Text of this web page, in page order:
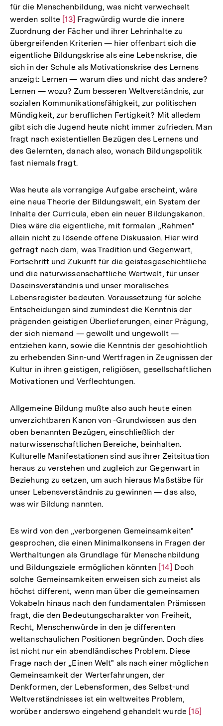
für die Menschenbildung, was nicht verwechselt
werden sollte Zur
Auflösung
der
Fußnote
[13] Fragwürdig wurde die innere
Zuordnung der Fächer und ihrer Lehrinhalte zu
übergreifenden Kriterien — hier offenbart sich die
eigentliche Bildungskrise als eine Lebenskrise, die
sich in der Schule als Motivationskrise des Lernens
anzeigt: Lernen — warum dies und nicht das andere?
Lernen — wozu? Zum besseren Weltverständnis, zur
sozialen Kommunikationsfähigkeit, zur politischen
Mündigkeit, zur beruflichen Fertigkeit? Mit alledem
gibt sich die Jugend heute nicht immer zufrieden. Man
fragt nach existentiellen Bezügen des Lernens und
des Gelernten, danach also, wonach Bildungspolitik
fast niemals fragt.
Was heute als vorrangige Aufgabe erscheint, wäre
eine neue Theorie der Bildungswelt, ein System der
Inhalte der Curricula, eben ein neuer Bildungskanon.
Dies wäre die eigentliche, mit formalen „Rahmen"
allein nicht zu lösende offene Diskussion. Hier wird
gefragt nach dem, was Tradition und Gegenwart,
Fortschritt und Zukunft für die geistesgeschichtliche
und die naturwissenschaftliche Wertwelt, für unser
Daseinsverständnis und unser moralisches
Lebensregister bedeuten. Voraussetzung für solche
Entscheidungen sind zumindest die Kenntnis der
prägenden geistigen Überlieferungen, einer Prägung,
der sich niemand — gewollt und ungewollt —
entziehen kann, sowie die Kenntnis der geschichtlich
zu erhebenden Sinn-und Wertfragen in Zeugnissen der
Kultur in ihren geistigen, religiösen, gesellschaftlichen
Motivationen und Verflechtungen.
Allgemeine Bildung mußte also auch heute einen
unverzichtbaren Kanon von -Grundwissen aus den
oben benannten Bezügen, einschließlich der
naturwissenschaftlichen Bereiche, beinhalten.
Kulturelle Manifestationen sind aus ihrer Zeitsituation
heraus zu verstehen und zugleich zur Gegenwart in
Beziehung zu setzen, um auch hieraus Maßstäbe für
unser Lebensverständnis zu gewinnen — das also,
was wir Bildung nannten.
Es wird von den „verborgenen Gemeinsamkeiten"
gesprochen, die einen Minimalkonsens in Fragen der
Werthaltungen als Grundlage für Menschenbildung
und Bildungsziele ermöglichen könnten Zur
Auflösung
der
Fußnote
[14] Doch
solche Gemeinsamkeiten erweisen sich zumeist als
höchst different, wenn man über die gemeinsamen
Vokabeln hinaus nach den fundamentalen Prämissen
fragt, die den Bedeutungscharakter von Freiheit,
Recht, Menschenwürde in den je differenten
weltanschaulichen Positionen begründen. Doch dies
ist nicht nur ein abendländisches Problem. Diese
Frage nach der „Einen Welt" als nach einer möglichen
Gemeinsamkeit der Werterfahrungen, der
Denkformen, der Lebensformen, des Selbst-und
Weltverständnisses ist ein weltweites Problem,
worüber anderswo eingehend gehandelt wurde Zur
[15]